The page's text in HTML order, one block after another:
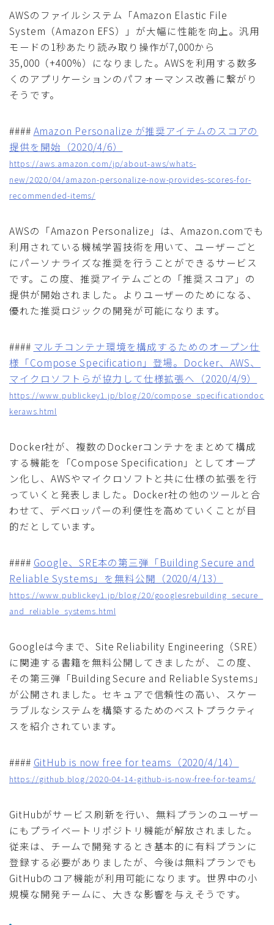
AWSのファイルシステム「Amazon Elastic File
System（Amazon EFS）」が大幅に性能を向上。汎用
モードの1秒あたり読み取り操作が7,000から
35,000（+400%）になりました。AWSを利用する数多
くのアプリケーションのパフォーマンス改善に繋がり
そうです。
#### Amazon Personalize が推奨アイテムのスコアの
提供を開始（2020/4/6）
https://aws.amazon.com/jp/about-aws/whats-
new/2020/04/amazon-personalize-now-provides-scores-for-
recommended-items/
AWSの「Amazon Personalize」は、Amazon.comでも
利用されている機械学習技術を用いて、ユーザーごと
にパーソナライズな推奨を行うことができるサービス
です。この度、推奨アイテムごとの「推奨スコア」の
提供が開始されました。よりユーザーのためになる、
優れた推奨ロジックの開発が可能になります。
#### マルチコンテナ環境を構成するためのオープン仕
様「Compose Specification」登場。Docker、AWS、
マイクロソフトらが協力して仕様拡張へ（2020/4/9）
https://www.publickey1.jp/blog/20/compose_specificationdoc
keraws.html
Docker社が、複数のDockerコンテナをまとめて構成
する機能を「Compose Specification」としてオープ
ン化し、AWSやマイクロソフトと共に仕様の拡張を行
っていくと発表しました。Docker社の他のツールと合
わせて、デベロッパーの利便性を高めていくことが目
的だとしています。
#### Google、SRE本の第三弾「Building Secure and
Reliable Systems」を無料公開（2020/4/13）
https://www.publickey1.jp/blog/20/googlesrebuilding_secure_
and_reliable_systems.html
Googleは今まで、Site Reliability Engineering（SRE）
に関連する書籍を無料公開してきましたが、この度、
その第三弾「Building Secure and Reliable Systems」
が公開されました。セキュアで信頼性の高い、スケー
ラブルなシステムを構築するためのベストプラクティ
スを紹介されています。
#### GitHub is now free for teams（2020/4/14）
https://github.blog/2020-04-14-github-is-now-free-for-teams/
GitHubがサービス刷新を行い、無料プランのユーザー
にもプライベートリポジトリ機能が解放されました。
従来は、チームで開発するとき基本的に有料プランに
登録する必要がありましたが、今後は無料プランでも
GitHubのコア機能が利用可能になります。世界中の小
規模な開発チームに、大きな影響を与えそうです。